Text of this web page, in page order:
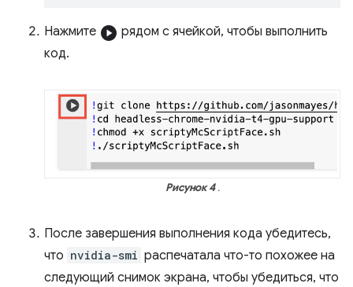
Нажмите play_circle рядом с ячейкой, чтобы выполнить
код.
Рисунок 4.
После завершения выполнения кода убедитесь,
что nvidia-smi распечатала что-то похожее на
следующий снимок экрана, чтобы убедиться, что